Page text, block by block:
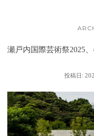
瀬戸内国際芸術祭2025
投稿日: